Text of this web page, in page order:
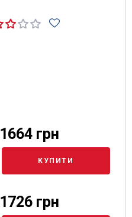
1664 грн
КУПИТИ
1726 грн